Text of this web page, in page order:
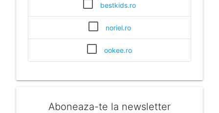
bestkids.ro
noriel.ro
ookee.ro
Aboneaza-te la newsletter